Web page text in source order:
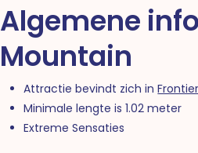
Algemene
Mountain
Attractie bevindt zich in
Minimale lengte is 1.02 meter
Extreme Sensaties